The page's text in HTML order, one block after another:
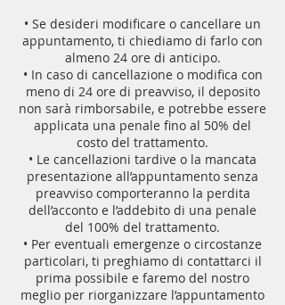
• Se desideri modificare o cancellare un
appuntamento, ti chiediamo di farlo con
almeno 24 ore di anticipo.
• In caso di cancellazione o modifica con
meno di 24 ore di preavviso, il deposito
non sarà rimborsabile, e potrebbe essere
applicata una penale fino al 50% del
costo del trattamento.
• Le cancellazioni tardive o la mancata
presentazione all’appuntamento senza
preavviso comporteranno la perdita
dell’acconto e l’addebito di una penale
del 100% del trattamento.
• Per eventuali emergenze o circostanze
particolari, ti preghiamo di contattarci il
prima possibile e faremo del nostro
meglio per riorganizzare l’appuntamento